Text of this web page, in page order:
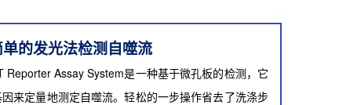
单的发光法检测自噬流
Assay System是一种基于微孔板的检测，它
来定量地测定自噬流。轻松的一步操作省去了洗涤步